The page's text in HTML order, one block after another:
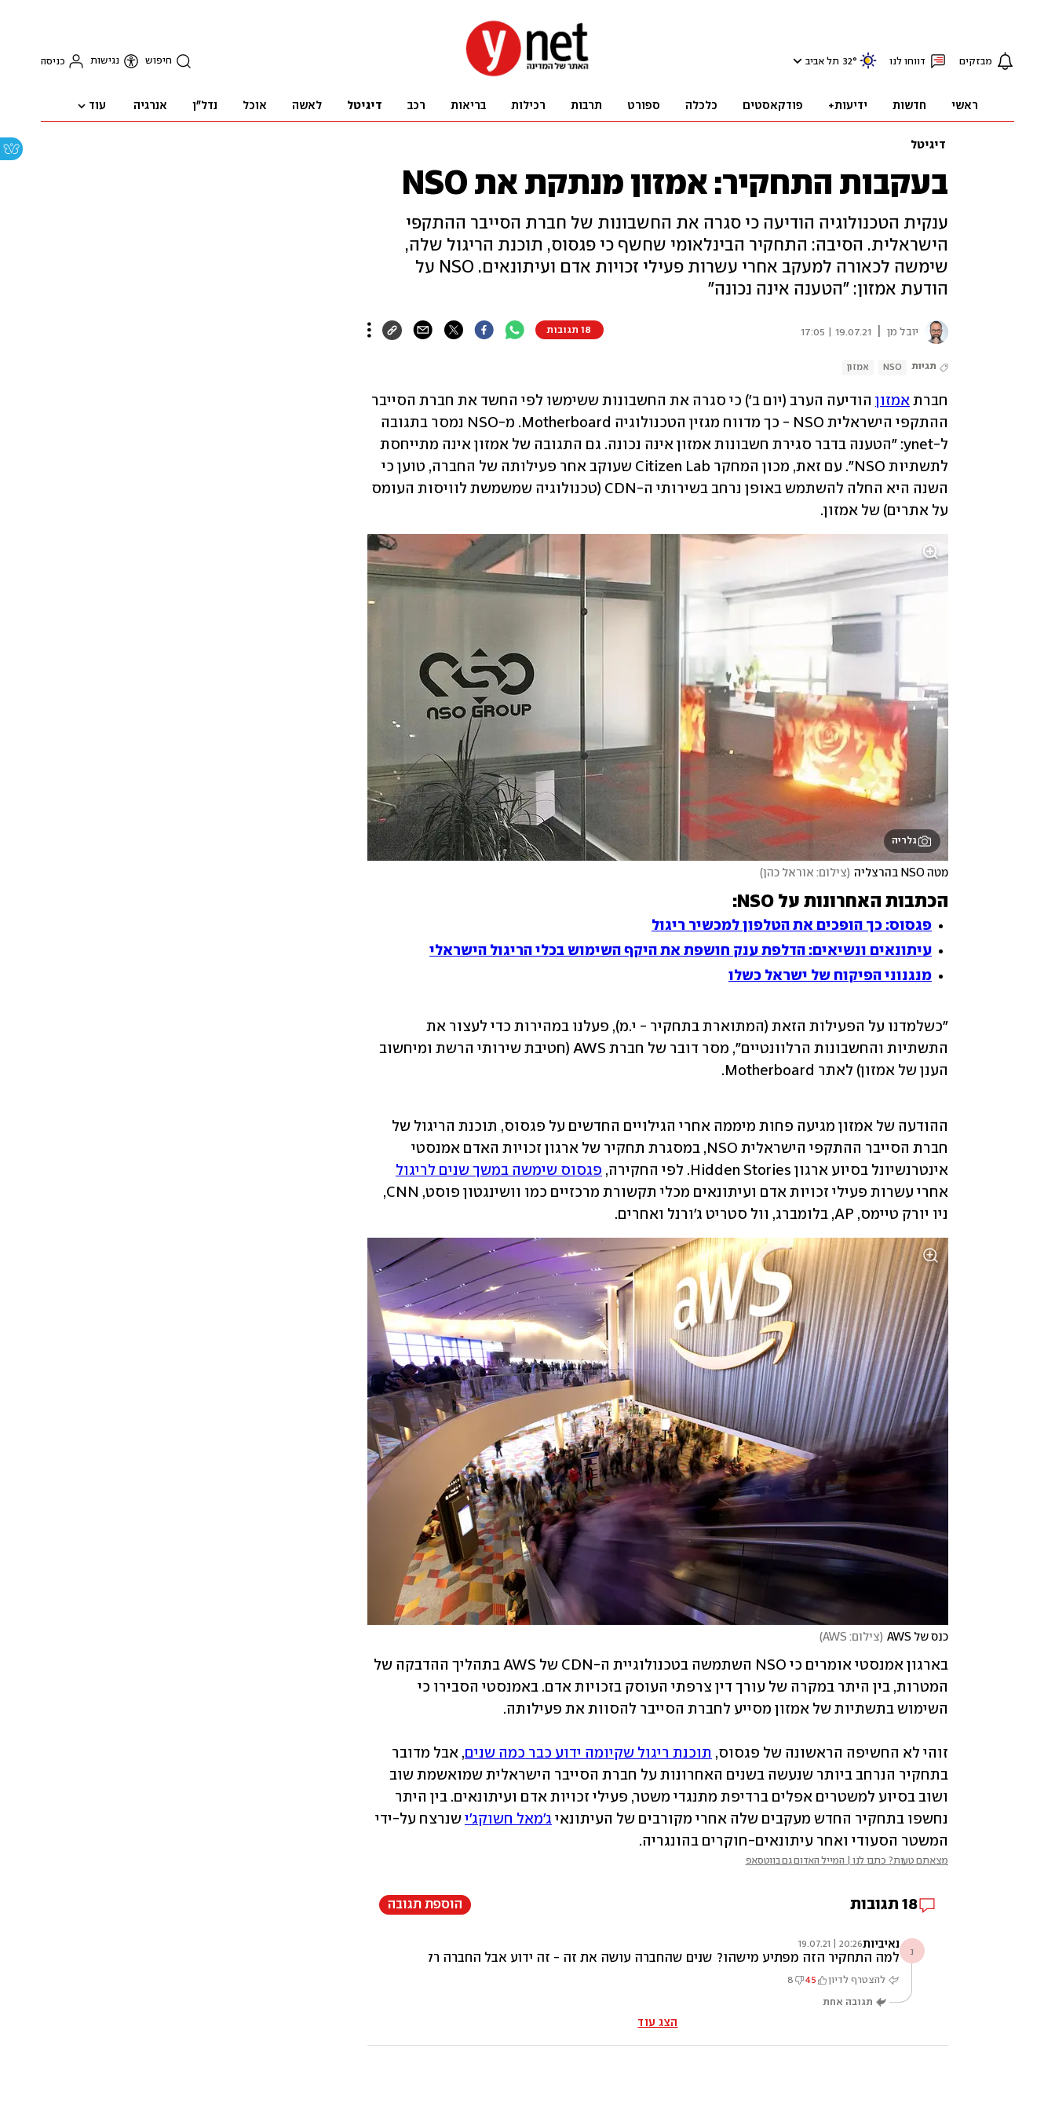
מבזקים דווחו לנו 32° תל אביב חיפוש נגישות כניסה
ראשי חדשות ידיעות+ פודקאסטים כלכלה ספורט תרבות רכילות בריאות רכב דיגיטל לאשה אוכל נדל"ן אנרגיה עוד
דיגיטל
בעקבות התחקיר: אמזון מנתקת את NSO
ענקית הטכנולוגיה הודיעה כי סגרה את החשבונות של חברת הסייבר ההתקפי
הישראלית. הסיבה: התחקיר הבינלאומי שחשף כי פגסוס, תוכנת הריגול שלה,
שימשה לכאורה למעקב אחרי עשרות פעילי זכויות אדם ועיתונאים. NSO על
הודעת אמזון: "הטענה אינה נכונה"
יובל מן 19.07.21 | 17:05 18 תגובות
תגיות NSO אמזון
חברת אמזון
על אתרים) של אמזון.
גלריה
מטה NSO בהרצליה (צילום: אוראל כהן)
הכתבות האחרונות על NSO:
פגסוס: כך הופכים את הטלפון למכשיר ריגול
עיתונאים ונשיאים: הדלפת ענק חושפת את היקף השימוש בכלי הריגול הישראלי
מנגנוני הפיקוח של ישראל כשלו
הענן של אמזון) לאתר Motherboard.
אינטרנשיונל בסיוע ארגון Hidden Stories. לפי החקירה,
פגסוס שימשה במשך שנים לריגול
ניו יורק טיימס, AP, בלומברג, וול סטריט ג'ורנל ואחרים.
כנס של AWS (צילום: AWS )
זוהי לא החשיפה הראשונה של פגסוס, תוכנת ריגול שקיומה ידוע כבר כמה שנים
נחשפו בתחקיר החדש מעקבים שלה אחרי מקורבים של העיתונאי ג'מאל חשוקג'י
המשטר הסעודי ואחר עיתונאים-חוקרים בהונגריה.
מצאתם טעות? כתבו לנו | המייל האדום גם בווטסאפ
18 תגובות הוספת תגובה
נ נאיביות20:26 | 19.07.21
למה התחקיר הזה מפתיע מישהו? שנים שהחברה עושה את זה - זה ידוע אבל החברה רק מפתחת את הטכנולוגיה - צריך להחרים את מי שמשתמש בה שלא כדין. עולם
להצטרף לדיון 45
8
תגובה אחת
הצג עוד